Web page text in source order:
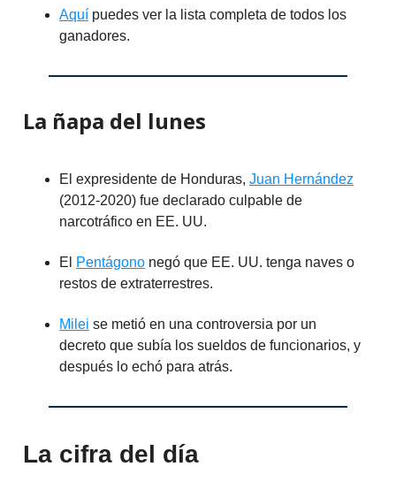
Aquí puedes ver la lista completa de todos los
ganadores.
La ñapa del lunes
El expresidente de Honduras, Juan Hernández
(2012-2020) fue declarado culpable de
narcotráfico en EE. UU.
El Pentágono negó que EE. UU. tenga naves o
restos de extraterrestres.
Milei se metió en una controversia por un
decreto que subía los sueldos de funcionarios, y
después lo echó para atrás.
La cifra del día